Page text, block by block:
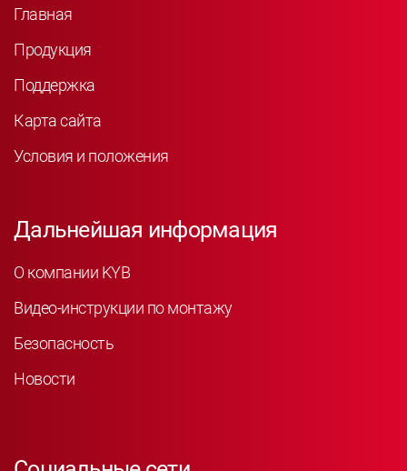
Главная
Продукция
Поддержка
Карта сайта
Условия и положения
Дальнейшая информация
О компании KYB
Видео-инструкции по монтажу
Безопасность
Новости